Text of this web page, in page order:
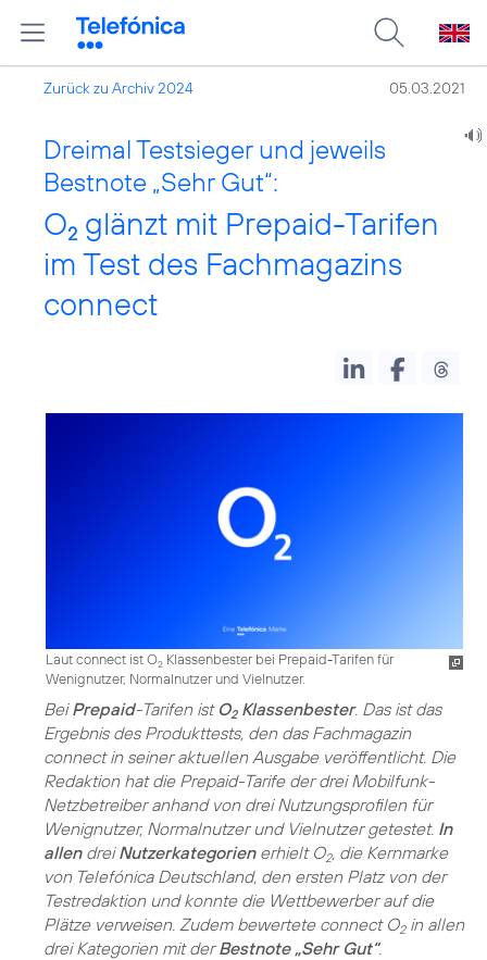
Zurück zu Archiv 2024 05.03.2021
Dreimal Testsieger und jeweils
Bestnote „Sehr Gut“:
O2 glänzt mit Prepaid-Tarifen
im Test des Fachmagazins
connect
Laut connect ist O2 Klassenbester bei Prepaid-Tarifen für
Wenignutzer, Normalnutzer und Vielnutzer.
BeiPrepaid-Tarifen ist O2Klassenbester. Das ist das
Ergebnis des Produkttests, den das Fachmagazin
connect in seiner aktuellen Ausgabe veröffentlicht. Die
Redaktion hat die Prepaid-Tarife der drei Mobilfunk-
Netzbetreiber anhand von drei Nutzungsprofilen für
Wenignutzer, Normalnutzer und Vielnutzer getestet. In
allendreiNutzerkategorienerhielt O2, die Kernmarke
von Telefónica Deutschland, den ersten Platz von der
Testredaktion und konnte die Wettbewerber auf die
Plätze verweisen. Zudem bewertete connect O2in allen
drei Kategorien mit derBestnote „Sehr Gut“.